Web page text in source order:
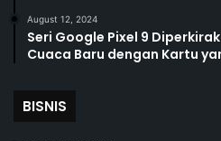
August 12, 2024
Seri Google Pixel 9
Cuaca Baru dengan Kartu
BISNIS